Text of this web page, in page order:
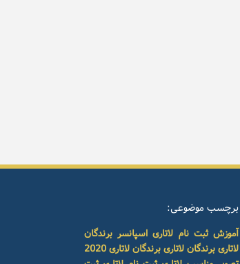
برچسب موضوعی:
آموزش ثبت نام لاتاری اسپانسر برندگان
لاتاری برندگان لاتاری برندگان لاتاری 2020